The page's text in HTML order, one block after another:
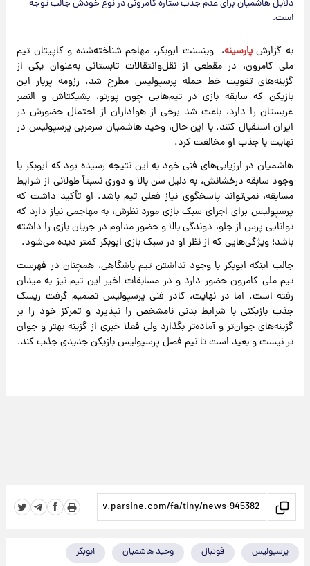
دلایل هاشمیان برای عدم جذب ستاره کامرونی در نوع خودش جالب توجه
است.
به گزارشپارسینه، وینسنت ابوبکر، مهاجم شناخته‌شده و کاپیتان تیم
ملی کامرون، در مقطعی از نقل‌وانتقالات تابستانی به‌عنوان یکی از
گزینه‌های تقویت خط حمله پرسپولیس مطرح شد. رزومه پربار این
بازیکن که سابقه بازی در تیم‌هایی چون پورتو، بشیکتاش و النصر
عربستان را دارد، باعث شد برخی از هواداران از احتمال حضورش در
ایران استقبال کنند. با این حال، وحید هاشمیان سرمربی پرسپولیس در
نهایت با جذب او مخالفت کرد.
هاشمیان در ارزیابی‌های فنی خود به این نتیجه رسیده بود که ابوبکر با
وجود سابقه درخشانش، به دلیل سن بالا و دوری نسبتاً طولانی از شرایط
مسابقه، نمی‌تواند پاسخگوی نیاز فعلی تیم باشد. او تأکید داشت که
پرسپولیس برای اجرای سبک بازی مورد نظرش، به مهاجمی نیاز دارد که
توانایی پرس از جلو، دوندگی بالا و حضور مداوم در جریان بازی را داشته
باشد؛ ویژگی‌هایی که از نظر او در سبک بازی ابوبکر کمتر دیده می‌شود.
جالب اینکه ابوبکر با وجود نداشتن تیم باشگاهی، همچنان در فهرست
تیم ملی کامرون حضور دارد و در مسابقات اخیر این تیم نیز به میدان
رفته است. اما در نهایت، کادر فنی پرسپولیس تصمیم گرفت ریسک
جذب بازیکنی با شرایط بدنی نامشخص را نپذیرد و تمرکز خود را بر
گزینه‌های جوان‌تر و آماده‌تر بگذارد ولی فعلا خبری از گزینه بهتر و جوان
تر نیست و بعید است تا نیم فصل پرسپولیس بازیکن جدیدی جذب کند.
پرسپولیس فوتبال وحید هاشمیان ابوبکر